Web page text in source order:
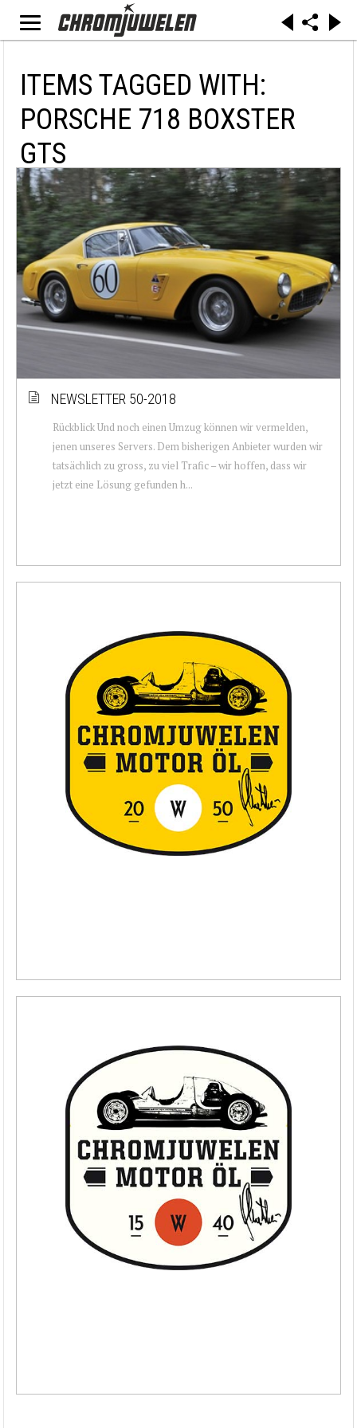
ITEMS TAGGED WITH:
PORSCHE 718 BOXSTER
GTS
NEWSLETTER 50-2018
Rückblick Und noch einen Umzug können wir vermelden,
jenen unseres Servers. Dem bisherigen Anbieter wurden wir
tatsächlich zu gross, zu viel Trafic – wir hoffen, dass wir
jetzt eine Lösung gefunden h...